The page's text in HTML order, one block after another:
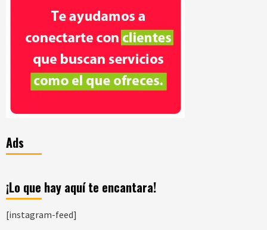
Ads
¡Lo que hay aquí te encantara!
[instagram-feed]